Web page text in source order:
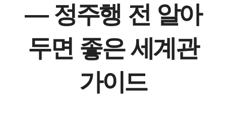
― 정주행 전 알아
두면 좋은 세계관
가이드